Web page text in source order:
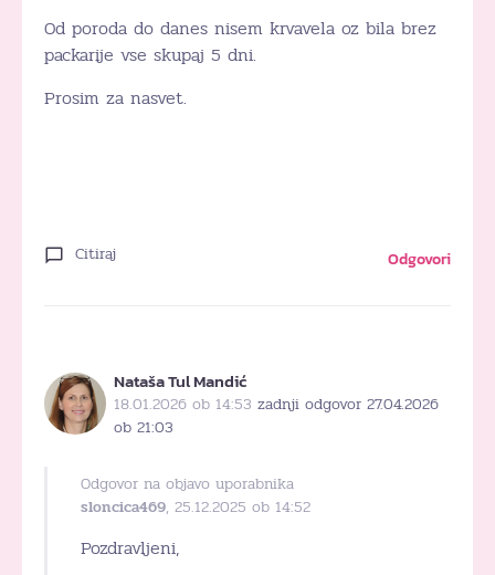
Od poroda do danes nisem krvavela oz bila brez
packarije vse skupaj 5 dni.
Prosim za nasvet.
Citiraj Odgovori
Nataša Tul Mandić
18.01.2026 ob 14:53 zadnji odgovor 27.04.2026
ob 21:03
Odgovor na objavo uporabnika
sloncica469, 25.12.2025 ob 14:52
Pozdravljeni,